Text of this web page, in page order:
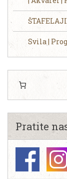
ŠTAFELAJI
Svila |
Pratite